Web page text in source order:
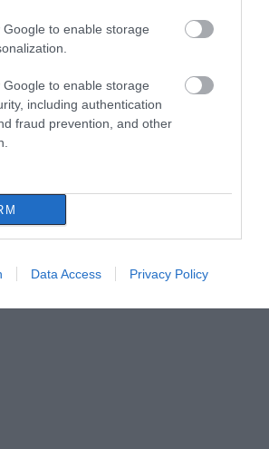
Google to enable storage
Google to enable storage
including authentication
fraud prevention, and other
Data Access Privacy Policy